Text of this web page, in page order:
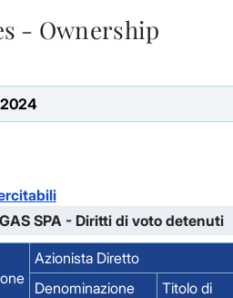
- Ownership
SPA - Diritti di voto detenuti
Azionista Diretto
Denominazione
Titolo di